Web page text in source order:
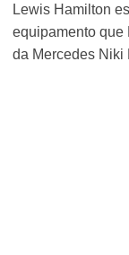
Lewis Hamilton
equipamento que
da Mercedes Niki